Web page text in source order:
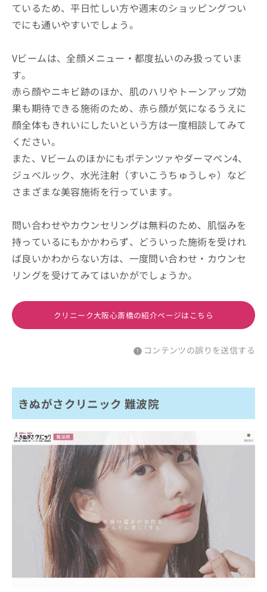
ているため、平日忙しい方や週末のショッピングつい
でにも通いやすいでしょう。
Vビームは、全顔メニュー・都度払いのみ扱っていま
す。
赤ら顔やニキビ跡のほか、肌のハリやトーンアップ効
果も期待できる施術のため、赤ら顔が気になるうえに
顔全体もきれいにしたいという方は一度相談してみて
ください。
また、Vビームのほかにもポテンツァやダーマペン4、
ジュべルック、水光注射（すいこうちゅうしゃ）など
さまざまな美容施術を行っています。
問い合わせやカウンセリングは無料のため、肌悩みを
持っているにもかかわらず、どういった施術を受けれ
ば良いかわからない方は、一度問い合わせ・カウンセ
リングを受けてみてはいかがでしょうか。
クリニーク大阪心斎橋の紹介ページはこちら
コンテンツの誤りを送信する
きぬがさクリニック 難波院